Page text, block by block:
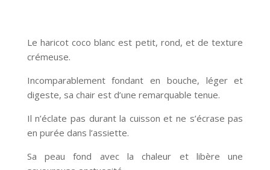
Le haricot coco blanc est petit, rond, et de texture
crémeuse.
Incomparablement fondant en bouche, léger et
digeste, sa chair est d’une remarquable tenue.
Il n’éclate pas durant la cuisson et ne s’écrase pas
en purée dans l’assiette.
Sa peau fond avec la chaleur et libère une